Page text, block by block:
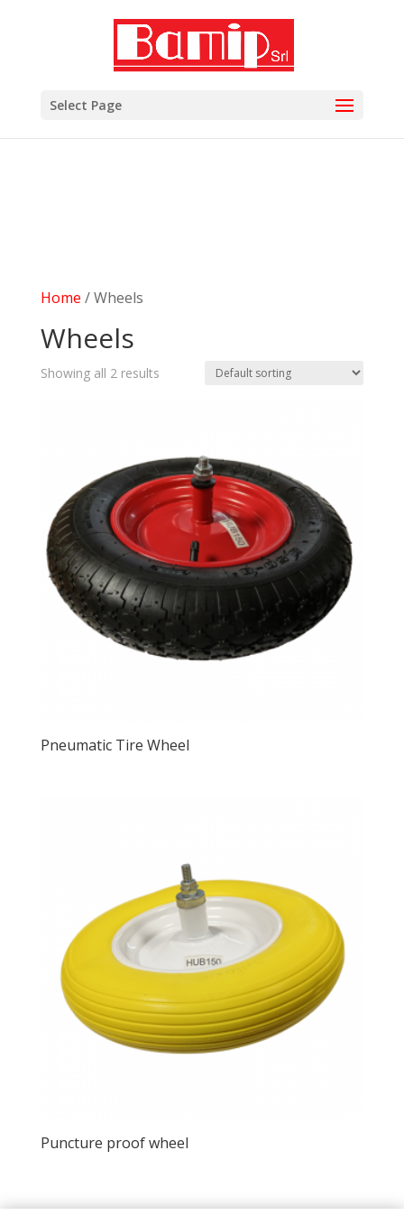
'woocommerce_hide_category_count' ); function
woocommerce_hide_category_count() { // lasciare la
Select Page
Home / Wheels
Wheels
Showing all 2 results
Pneumatic Tire Wheel
Puncture proof wheel